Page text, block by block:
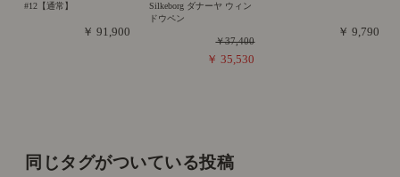
#12【通常】
￥ 91,900
Silkeborg ダナーヤ ウィン
ドウペン
￥37,400
￥ 35,530
￥ 9,790
同じタグがついている投稿